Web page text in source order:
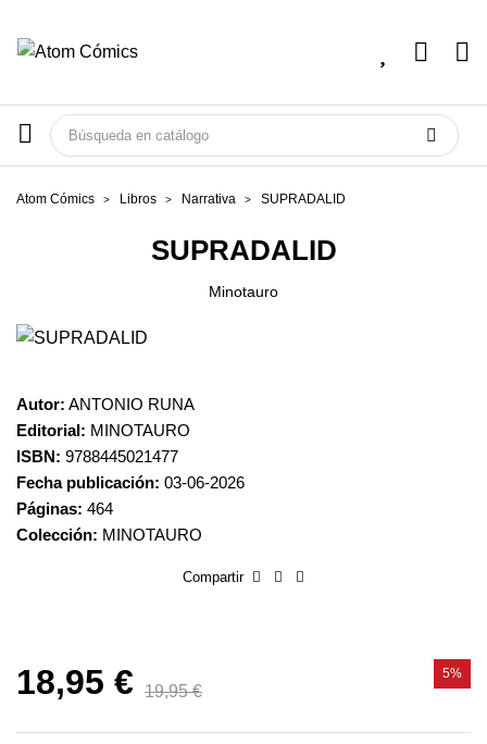
Atom Cómics Libros Narrativa SUPRADALID
SUPRADALID
Minotauro
Autor: ANTONIO RUNA
Editorial: MINOTAURO
ISBN: 9788445021477
Fecha publicación: 03-06-2026
Páginas: 464
Colección: MINOTAURO
Compartir
18,95 € 19,95 €
5%